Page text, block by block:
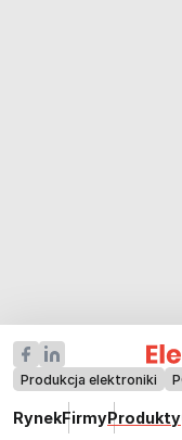
Produkcja elektroniki
RynekFirmyProdukty